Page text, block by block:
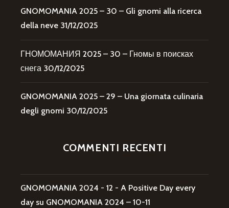
GNOMOMANIA 2025 – 30 – Gli gnomi alla ricerca
della neve 31/12/2025
ГНОМОМАНИЯ 2025 – 30 – Гномы в поисках
снега 30/12/2025
GNOMOMANIA 2025 – 29 – Una giornata culinaria
degli gnomi 30/12/2025
COMMENTI RECENTI
GNOMOMANIA 2024 - 12 - A Positive Day every
day su GNOMOMANIA 2024 – 10-11